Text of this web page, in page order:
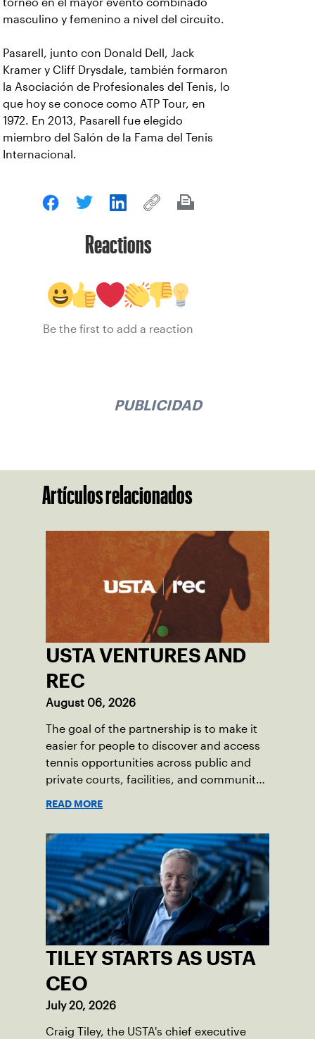
masculino y femenino a nivel del circuito.
Pasarell, junto con Donald Dell, Jack
Kramer y Cliff Drysdale, también formaron
la Asociación de Profesionales del Tenis, lo
que hoy se conoce como ATP Tour, en
1972. En 2013, Pasarell fue elegido
miembro del Salón de la Fama del Tenis
Internacional.
Reactions
Be the first to add a reaction
PUBLICIDAD
Artículos relacionados
USTA VENTURES AND
REC
August 06, 2026
The goal of the partnership is to make it
easier for people to discover and access
tennis opportunities across public and
private courts, facilities, and community
READ MORE
TILEY STARTS AS USTA
CEO
July 20, 2026
Craig Tiley, the USTA's chief executive